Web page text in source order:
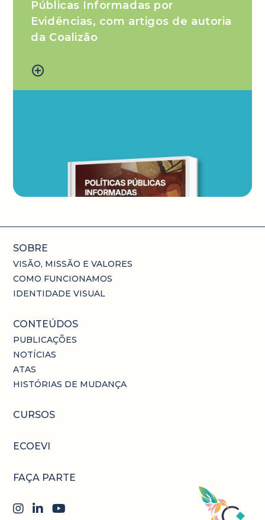
Públicas Informadas por
Evidências, com artigos de autoria
da Coalizão
add_circle_outline
SOBRE
VISÃO, MISSÃO E VALORES
COMO FUNCIONAMOS
IDENTIDADE VISUAL
CONTEÚDOS
PUBLICAÇÕES
NOTÍCIAS
ATAS
HISTÓRIAS DE MUDANÇA
CURSOS
ECOEVI
FAÇA PARTE